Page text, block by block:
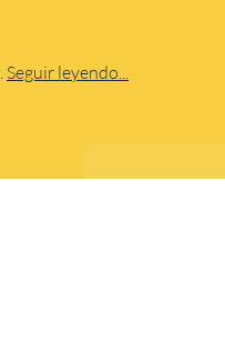
Seguir leyendo...